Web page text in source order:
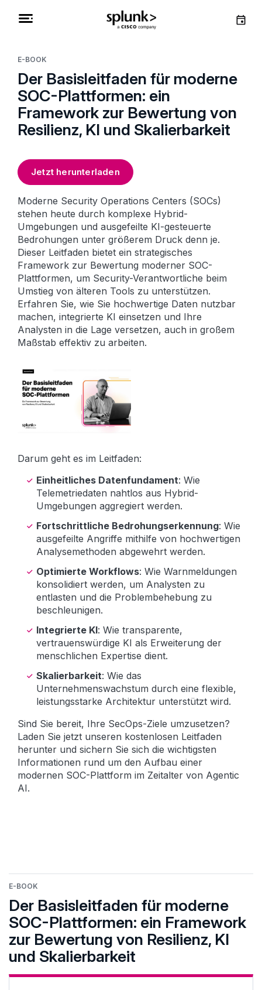
E-BOOK
Der Basisleitfaden für moderne
SOC-Plattformen: ein
Framework zur Bewertung von
Resilienz, KI und Skalierbarkeit
Jetzt herunterladen
Moderne Security Operations Centers (SOCs)
stehen heute durch komplexe Hybrid-
Umgebungen und ausgefeilte KI-gesteuerte
Bedrohungen unter größerem Druck denn je.
Dieser Leitfaden bietet ein strategisches
Framework zur Bewertung moderner SOC-
Plattformen, um Security-Verantwortliche beim
Umstieg von älteren Tools zu unterstützen.
Erfahren Sie, wie Sie hochwertige Daten nutzbar
machen, integrierte KI einsetzen und Ihre
Analysten in die Lage versetzen, auch in großem
Maßstab effektiv zu arbeiten.
Darum geht es im Leitfaden:
Einheitliches Datenfundament: Wie
Telemetriedaten nahtlos aus Hybrid-
Umgebungen aggregiert werden.
Fortschrittliche Bedrohungserkennung: Wie
ausgefeilte Angriffe mithilfe von hochwertigen
Analysemethoden abgewehrt werden.
Optimierte Workflows: Wie Warnmeldungen
konsolidiert werden, um Analysten zu
entlasten und die Problembehebung zu
beschleunigen.
Integrierte KI: Wie transparente,
vertrauenswürdige KI als Erweiterung der
menschlichen Expertise dient.
Skalierbarkeit: Wie das
Unternehmenswachstum durch eine flexible,
leistungsstarke Architektur unterstützt wird.
Sind Sie bereit, Ihre SecOps-Ziele umzusetzen?
Laden Sie jetzt unseren kostenlosen Leitfaden
herunter und sichern Sie sich die wichtigsten
Informationen rund um den Aufbau einer
modernen SOC-Plattform im Zeitalter von Agentic
AI.
E-BOOK
Der Basisleitfaden für moderne
SOC-Plattformen: ein Framework
zur Bewertung von Resilienz, KI
und Skalierbarkeit